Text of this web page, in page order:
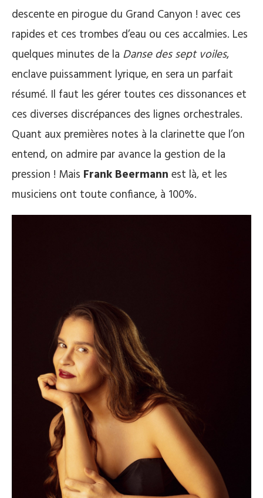
descente en pirogue du Grand Canyon ! avec ces
rapides et ces trombes d’eau ou ces accalmies. Les
quelques minutes de la Danse des sept voiles,
enclave puissamment lyrique, en sera un parfait
résumé. Il faut les gérer toutes ces dissonances et
ces diverses discrépances des lignes orchestrales.
Quant aux premières notes à la clarinette que l’on
entend, on admire par avance la gestion de la
pression ! Mais Frank Beermann est là, et les
musiciens ont toute confiance, à 100%.